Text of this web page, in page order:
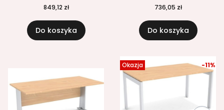
849,12 zł
Do koszyka
736,05 zł
Do koszyka
Okazja -11%